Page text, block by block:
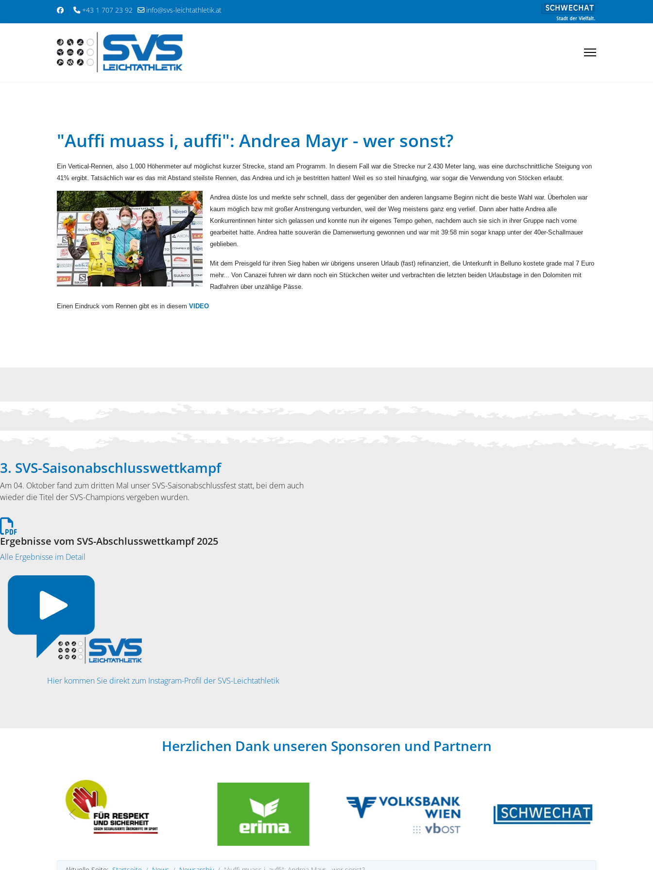
+43 1 707 23 92 info@svs-leichtathletik.at
"Auffi muass i, auffi": Andrea Mayr - wer sonst?
Ein Vertical-Rennen, also 1.000 Höhenmeter auf möglichst kurzer Strecke, stand am Programm. In diesem Fall war die Strecke nur 2.430 Meter lang, was eine durchschnittliche Steigung von
41% ergibt. Tatsächlich war es das mit Abstand steilste Rennen, das Andrea und ich je bestritten hatten! Weil es so steil hinaufging, war sogar die Verwendung von Stöcken erlaubt.
Andrea düste los und merkte sehr schnell, dass der gegenüber den anderen langsame Beginn nicht die beste Wahl war. Überholen war
kaum möglich bzw mit großer Anstrengung verbunden, weil der Weg meistens ganz eng verlief. Dann aber hatte Andrea alle
Konkurrentinnen hinter sich gelassen und konnte nun ihr eigenes Tempo gehen, nachdem auch sie sich in ihrer Gruppe nach vorne
gearbeitet hatte. Andrea hatte souverän die Damenwertung gewonnen und war mit 39:58 min sogar knapp unter der 40er-Schallmauer
geblieben.
Mit dem Preisgeld für ihren Sieg haben wir übrigens unseren Urlaub (fast) refinanziert, die Unterkunft in Belluno kostete grade mal 7 Euro
mehr... Von Canazei fuhren wir dann noch ein Stückchen weiter und verbrachten die letzten beiden Urlaubstage in den Dolomiten mit
Radfahren über unzählige Pässe.
Einen Eindruck vom Rennen gibt es in diesem VIDEO
3. SVS-Saisonabschlusswettkampf
Am 04. Oktober fand zum dritten Mal unser SVS-Saisonabschlussfest statt, bei dem auch
wieder die Titel der SVS-Champions vergeben wurden.
Ergebnisse vom SVS-Abschlusswettkampf 2025
Alle Ergebnisse im Detail
Hier kommen Sie direkt zum Instagram-Profil der SVS-Leichtathletik
Herzlichen Dank unseren Sponsoren und Partnern